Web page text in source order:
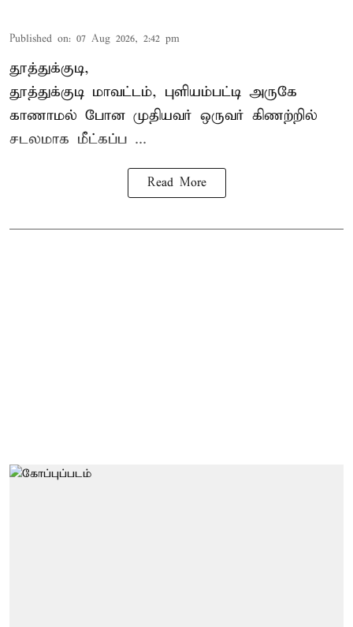
Published on: 07 Aug 2026, 2:42 pm
தூத்துக்குடி,
தூத்துக்குடி மாவட்டம், புளியம்பட்டி அருகே
காணாமல் போன முதியவர் ஒருவர் கிணற்றில்
சடலமாக மீட்கப்ப ...
Read More